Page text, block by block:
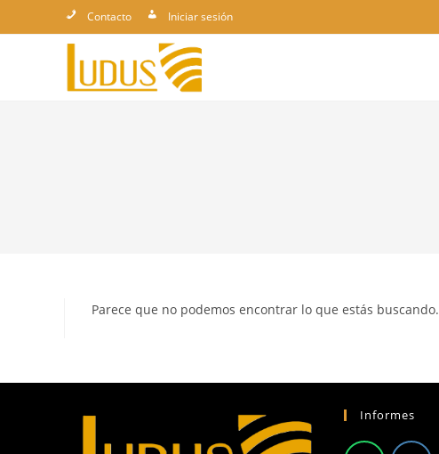
al
Contacto Iniciar sesión
Parece que no podemos encontrar lo que estás buscando.
Informes